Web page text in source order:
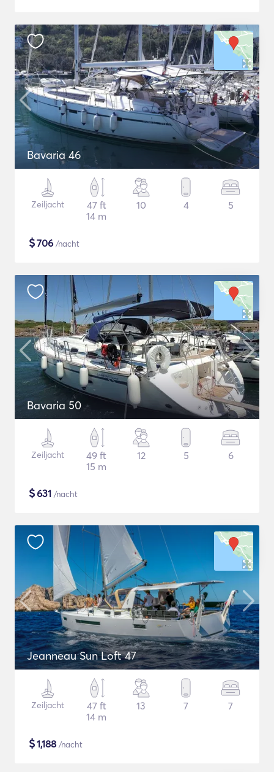
Bavaria 46
Zeiljacht
47 ft
14 m
10 4 5
$706 /nacht
Bavaria 50
Zeiljacht
49 ft
15 m
12 5 6
$631 /nacht
Jeanneau Sun Loft 47
Zeiljacht
47 ft
14 m
13 7 7
$1,188 /nacht